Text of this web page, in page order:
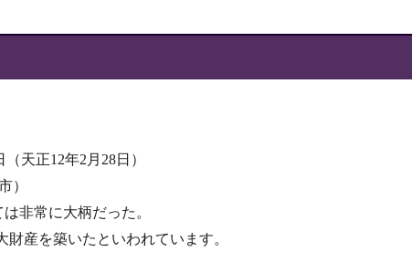
天正12年2月28日）
）
非常に大柄だった。
産を築いたといわれています。